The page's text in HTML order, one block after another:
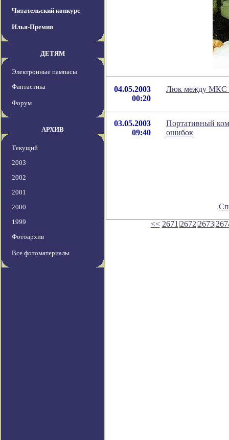
Читательский конкурс
Илья-Премия
ДЕТЯМ
Электронные пампасы
Фантастика
Форум
АРХИВ
Текущий
2003
2002
2001
2000
1999
Фотоархив
Все фотоматериалы
04.05.2003
00:20
Люк между МКС
03.05.2003
09:40
Портативный
ошибок
<< 2671 |2672|2673|